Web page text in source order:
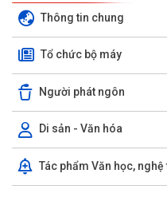
Thông tin chung
Tổ chức bộ máy
Người phát ngôn
Di sản - Văn hóa
Tác phẩm Văn học, nghệ
Kỳ họp thứ ba (kỳ họp thường
Hội nghị trực tuyến Báo cáo